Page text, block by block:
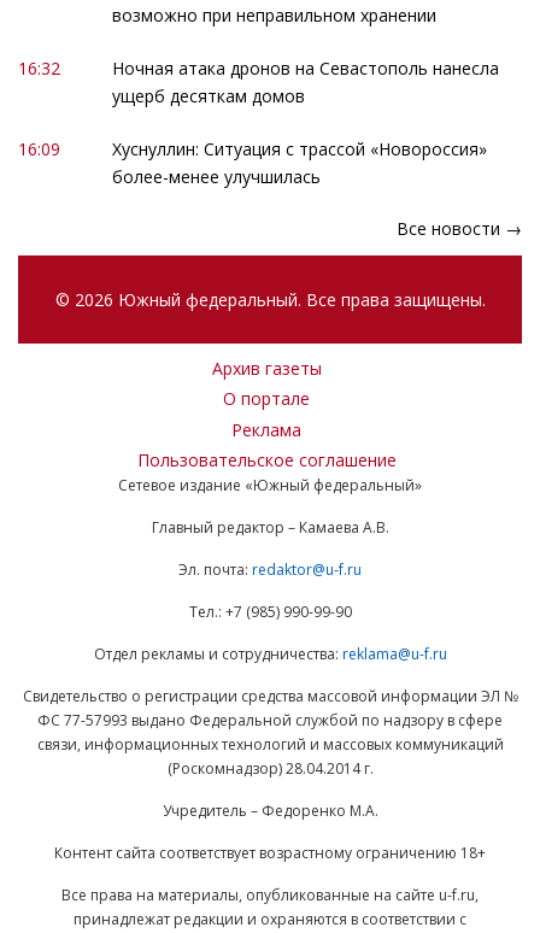
возможно при неправильном хранении
16:32
Ночная атака дронов на Севастополь нанесла
ущерб десяткам домов
16:09
Хуснуллин: Ситуация с трассой «Новороссия»
более-менее улучшилась
Все новости →
© 2026 Южный федеральный. Все права защищены.
Архив газеты
О портале
Реклама
Пользовательское соглашение
Сетевое издание «Южный федеральный»
Главный редактор – Камаева А.В.
Эл. почта: redaktor@u-f.ru
Тел.: +7 (985) 990-99-90
Отдел рекламы и сотрудничества: reklama@u-f.ru
Свидетельство о регистрации средства массовой информации ЭЛ №
ФС 77-57993 выдано Федеральной службой по надзору в сфере
связи, информационных технологий и массовых коммуникаций
(Роскомнадзор) 28.04.2014 г.
Учредитель – Федоренко М.А.
Контент сайта соответствует возрастному ограничению 18+
Все права на материалы, опубликованные на сайте u-f.ru,
принадлежат редакции и охраняются в соответствии с